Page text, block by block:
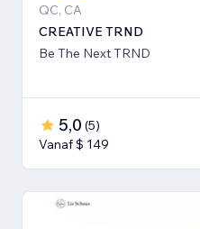
QC, CA
CREATIVE TRND
Be The Next TRND
5,0 (5)
Vanaf $ 149